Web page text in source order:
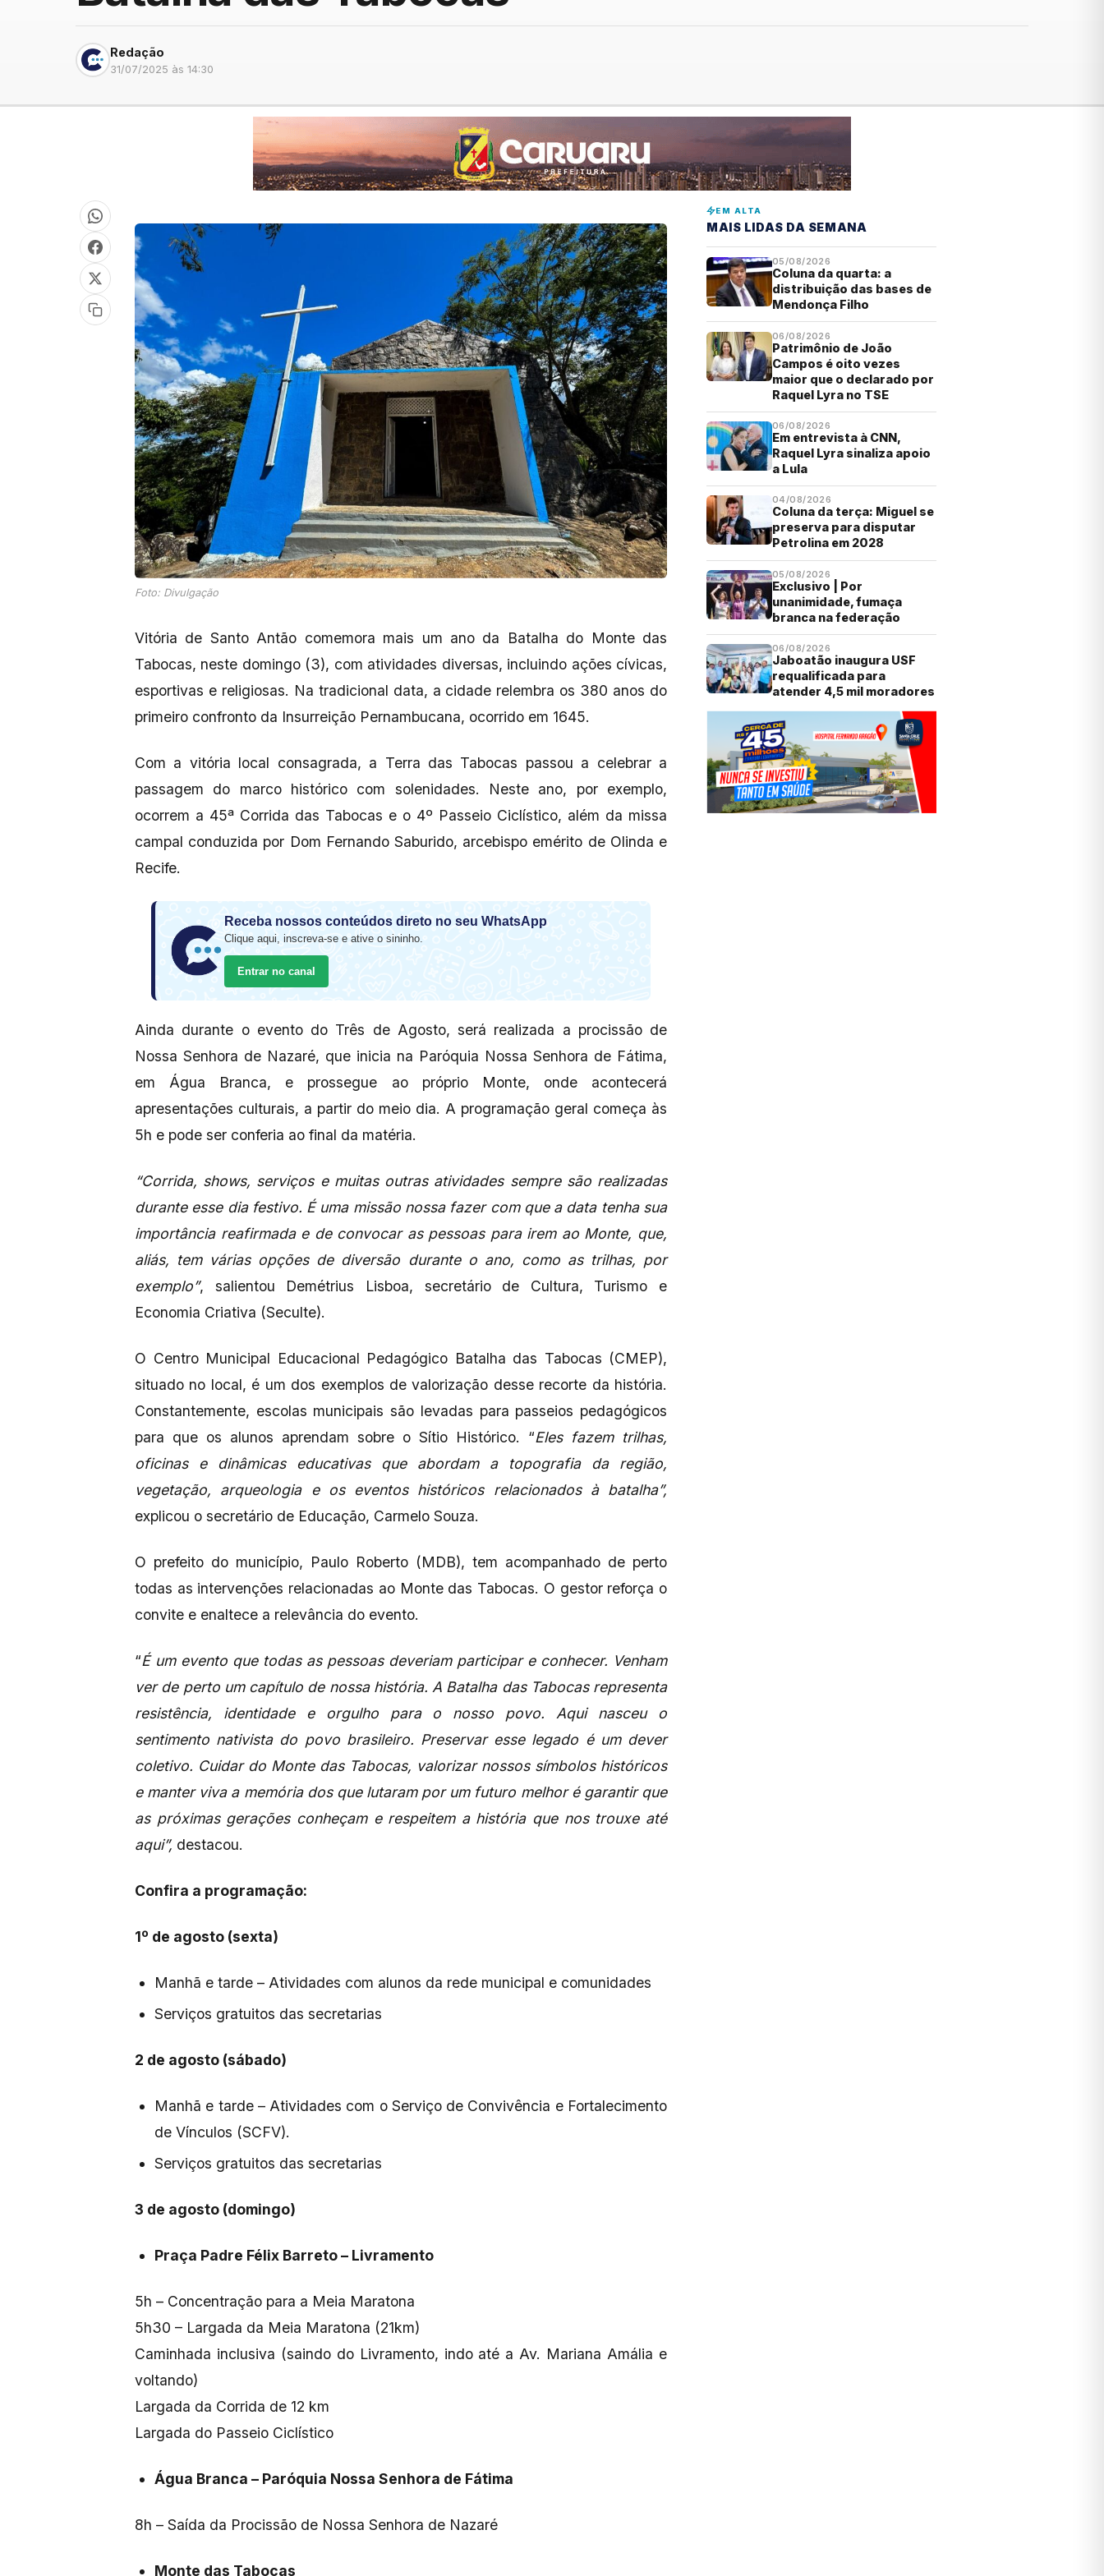
Redação
31/07/2025 às 14:30
Foto: Divulgação
Vitória de Santo Antão comemora mais um ano da Batalha do Monte das
Tabocas, neste domingo (3), com atividades diversas, incluindo ações cívicas,
esportivas e religiosas. Na tradicional data, a cidade relembra os 380 anos do
primeiro confronto da Insurreição Pernambucana, ocorrido em 1645.
Com a vitória local consagrada, a Terra das Tabocas passou a celebrar a
passagem do marco histórico com solenidades. Neste ano, por exemplo,
ocorrem a 45ª Corrida das Tabocas e o 4º Passeio Ciclístico, além da missa
campal conduzida por Dom Fernando Saburido, arcebispo emérito de Olinda e
Recife.
Receba nossos conteúdos direto no seu WhatsApp
Clique aqui, inscreva-se e ative o sininho.
Entrar no canal
Ainda durante o evento do Três de Agosto, será realizada a procissão de
Nossa Senhora de Nazaré, que inicia na Paróquia Nossa Senhora de Fátima,
em Água Branca, e prossegue ao próprio Monte, onde acontecerá
apresentações culturais, a partir do meio dia. A programação geral começa às
5h e pode ser conferia ao final da matéria.
“Corrida, shows, serviços e muitas outras atividades sempre são realizadas
durante esse dia festivo. É uma missão nossa fazer com que a data tenha sua
importância reafirmada e de convocar as pessoas para irem ao Monte, que,
aliás, tem várias opções de diversão durante o ano, como as trilhas, por
exemplo”, salientou Demétrius Lisboa, secretário de Cultura, Turismo e
Economia Criativa (Seculte).
O Centro Municipal Educacional Pedagógico Batalha das Tabocas (CMEP),
situado no local, é um dos exemplos de valorização desse recorte da história.
Constantemente, escolas municipais são levadas para passeios pedagógicos
para que os alunos aprendam sobre o Sítio Histórico. “Eles fazem trilhas,
oficinas e dinâmicas educativas que abordam a topografia da região,
vegetação, arqueologia e os eventos históricos relacionados à batalha”,
explicou o secretário de Educação, Carmelo Souza.
O prefeito do município, Paulo Roberto (MDB), tem acompanhado de perto
todas as intervenções relacionadas ao Monte das Tabocas. O gestor reforça o
convite e enaltece a relevância do evento.
“É um evento que todas as pessoas deveriam participar e conhecer. Venham
ver de perto um capítulo de nossa história. A Batalha das Tabocas representa
resistência, identidade e orgulho para o nosso povo. Aqui nasceu o
sentimento nativista do povo brasileiro. Preservar esse legado é um dever
coletivo. Cuidar do Monte das Tabocas, valorizar nossos símbolos históricos
e manter viva a memória dos que lutaram por um futuro melhor é garantir que
as próximas gerações conheçam e respeitem a história que nos trouxe até
aqui”, destacou.
Confira a programação:
1º de agosto (sexta)
Manhã e tarde – Atividades com alunos da rede municipal e comunidades
Serviços gratuitos das secretarias
2 de agosto (sábado)
Manhã e tarde – Atividades com o Serviço de Convivência e Fortalecimento
de Vínculos (SCFV).
Serviços gratuitos das secretarias
3 de agosto (domingo)
Praça Padre Félix Barreto – Livramento
5h – Concentração para a Meia Maratona
5h30 – Largada da Meia Maratona (21km)
Caminhada inclusiva (saindo do Livramento, indo até a Av. Mariana Amália e
voltando)
Largada da Corrida de 12 km
Largada do Passeio Ciclístico
Água Branca – Paróquia Nossa Senhora de Fátima
8h – Saída da Procissão de Nossa Senhora de Nazaré
Monte das Tabocas
EM ALTA
MAIS LIDAS DA SEMANA
05/08/2026
Coluna da quarta: a
distribuição das bases de
Mendonça Filho
06/08/2026
Patrimônio de João
Campos é oito vezes
maior que o declarado por
Raquel Lyra no TSE
06/08/2026
Em entrevista à CNN,
Raquel Lyra sinaliza apoio
a Lula
04/08/2026
Coluna da terça: Miguel se
preserva para disputar
Petrolina em 2028
05/08/2026
Exclusivo | Por
unanimidade, fumaça
branca na federação
06/08/2026
Jaboatão inaugura USF
requalificada para
atender 4,5 mil moradores